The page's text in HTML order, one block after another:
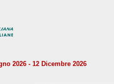
2026 - 12 Dicembre 2026